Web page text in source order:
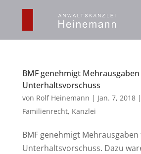
BMF genehmigt
Unterhaltsvorschuss
von Rolf Heinemann | Jan. 7, 2018|
Familienrecht, Kanzlei
BMF genehmigt
Unterhaltsvorschuss. Dazu